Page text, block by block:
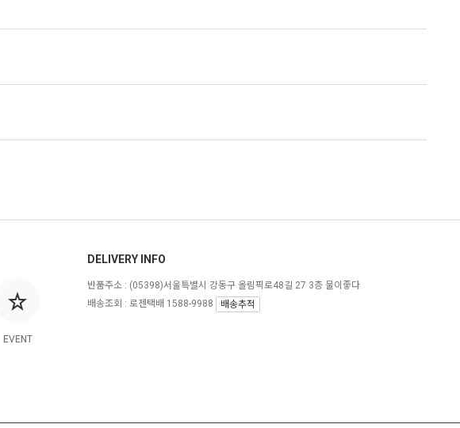
EVENT
DELIVERY INFO
반품주소 : (05398)서울특별시 강동구 올림픽로48길 27 3층 물이좋다
배송조회 : 로젠택배 1588-9988
배송추적